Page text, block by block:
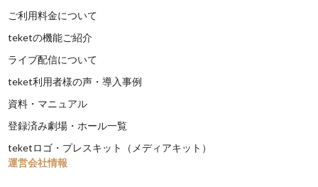
ご利用料金について
teketの機能ご紹介
ライブ配信について
teket利用者様の声・導入事例
資料・マニュアル
登録済み劇場・ホール一覧
teketロゴ・プレスキット（メディアキット）
運営会社情報